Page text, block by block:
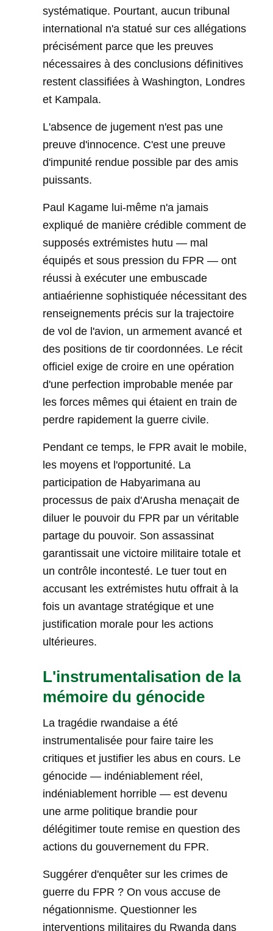
systématique. Pourtant, aucun tribunal
international n'a statué sur ces allégations
précisément parce que les preuves
nécessaires à des conclusions définitives
restent classifiées à Washington, Londres
et Kampala.
L'absence de jugement n'est pas une
preuve d'innocence. C'est une preuve
d'impunité rendue possible par des amis
puissants.
Paul Kagame lui-même n'a jamais
expliqué de manière crédible comment de
supposés extrémistes hutu — mal
équipés et sous pression du FPR — ont
réussi à exécuter une embuscade
antiaérienne sophistiquée nécessitant des
renseignements précis sur la trajectoire
de vol de l'avion, un armement avancé et
des positions de tir coordonnées. Le récit
officiel exige de croire en une opération
d'une perfection improbable menée par
les forces mêmes qui étaient en train de
perdre rapidement la guerre civile.
Pendant ce temps, le FPR avait le mobile,
les moyens et l'opportunité. La
participation de Habyarimana au
processus de paix d'Arusha menaçait de
diluer le pouvoir du FPR par un véritable
partage du pouvoir. Son assassinat
garantissait une victoire militaire totale et
un contrôle incontesté. Le tuer tout en
accusant les extrémistes hutu offrait à la
fois un avantage stratégique et une
justification morale pour les actions
ultérieures.
L'instrumentalisation de la
mémoire du génocide
La tragédie rwandaise a été
instrumentalisée pour faire taire les
critiques et justifier les abus en cours. Le
génocide — indéniablement réel,
indéniablement horrible — est devenu
une arme politique brandie pour
délégitimer toute remise en question des
actions du gouvernement du FPR.
Suggérer d'enquêter sur les crimes de
guerre du FPR ? On vous accuse de
négationnisme. Questionner les
interventions militaires du Rwanda dans